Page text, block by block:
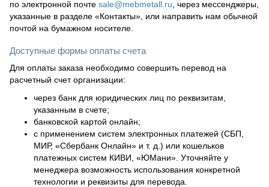
по электронной почте sale@mebmetall.ru , через мессенджеры,
указанные в разделе «Контакты», или направить нам обычной
почтой на бумажном носителе.
Доступные формы оплаты счета
Для оплаты заказа необходимо совершить перевод на
расчетный счет организации:
через банк для юридических лиц по реквизитам,
указанным в счете;
банковской картой онлайн;
с применением систем электронных платежей (СБП,
МИР, «Сбербанк Онлайн» и т. д.) или кошельков
платежных систем КИВИ, «ЮМани». Уточняйте у
менеджера возможность использования конкретной
технологии и реквизиты для перевода.